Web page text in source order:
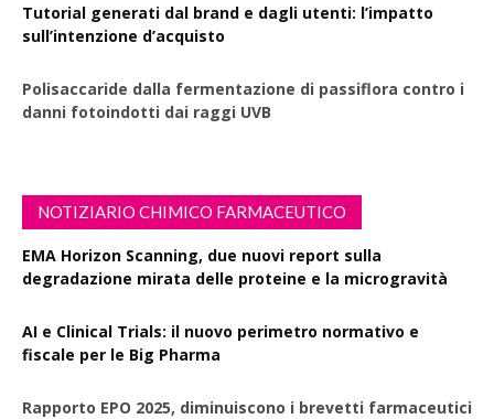
Tutorial generati dal brand e dagli utenti: l’impatto
sull’intenzione d’acquisto
Polisaccaride dalla fermentazione di passiflora contro i
danni fotoindotti dai raggi UVB
NOTIZIARIO CHIMICO FARMACEUTICO
EMA Horizon Scanning, due nuovi report sulla
degradazione mirata delle proteine e la microgravità
AI e Clinical Trials: il nuovo perimetro normativo e
fiscale per le Big Pharma
Rapporto EPO 2025, diminuiscono i brevetti farmaceutici